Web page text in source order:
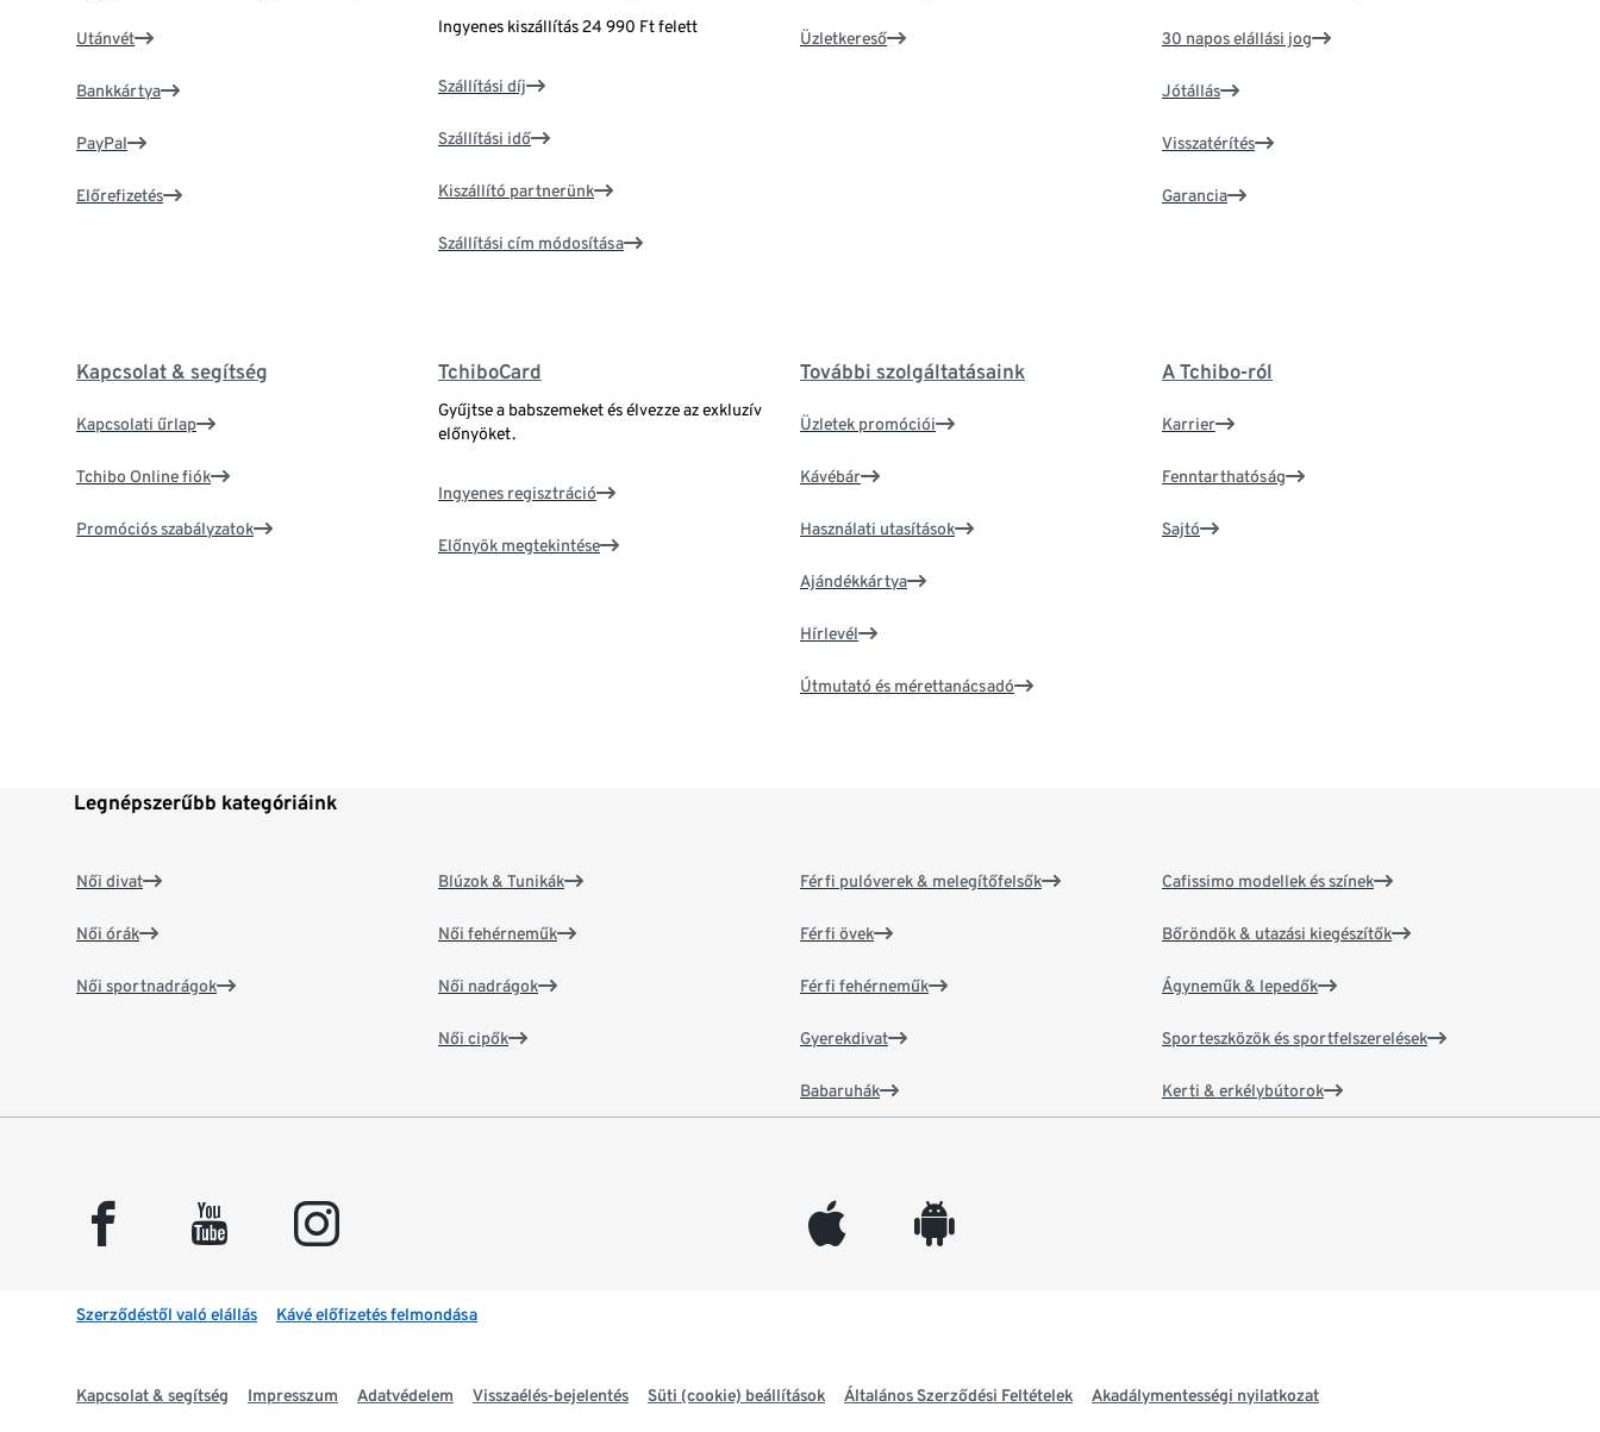
Utánvét
Bankkártya
PayPal
Előrefizetés
Ingyenes kiszállítás 24 990 Ft felett
Szállítási díj
Szállítási idő
Kiszállító partnerünk
Szállítási cím módosítása
Üzletkereső 30 napos elállási jog
Jótállás
Visszatérítés
Garancia
Kapcsolat & segítség
Kapcsolati űrlap
Tchibo Online fiók
Promóciós szabályzatok
TchiboCard
Gyűjtse a babszemeket és élvezze az exkluzív
előnyöket.
Ingyenes regisztráció
Előnyök megtekintése
További szolgáltatásaink
Üzletek promóciói
Kávébár
Használati utasítások
Ajándékkártya
Hírlevél
Útmutató és mérettanácsadó
A Tchibo-ról
Karrier
Fenntarthatóság
Sajtó
Legnépszerűbb kategóriáink
Női divat
Női órák
Női sportnadrágok
Blúzok & Tunikák
Női fehérneműk
Női nadrágok
Női cipők
Férfi pulóverek & melegítőfelsők
Férfi övek
Férfi fehérneműk
Gyerekdivat
Babaruhák
Cafissimo modellek és színek
Bőröndök & utazási kiegészítők
Ágyneműk & lepedők
Sporteszközök és sportfelszerelések
Kerti & erkélybútorok
facebook youtube instagram appleinc android
Szerződéstől való elállás Kávé előfizetés felmondása
Kapcsolat & segítség Impresszum Adatvédelem Visszaélés-bejelentés Süti (cookie) beállítások Általános Szerződési Feltételek Akadálymentességi nyilatkozat